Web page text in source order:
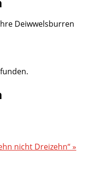
Deiwwelsburren
nicht Dreizehn“»